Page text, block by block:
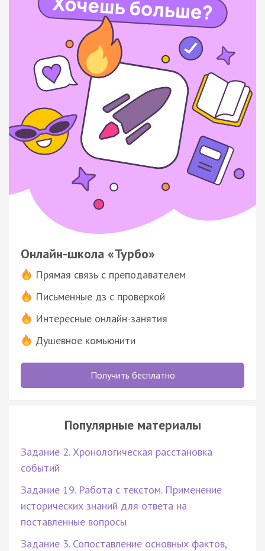
Онлайн-школа «Турбо»
Прямая связь с преподавателем
Письменные дз с проверкой
Интересные онлайн-занятия
Душевное комьюнити
Получить бесплатно
Популярные материалы
Задание 2. Хронологическая расстановка
событий
Задание 19. Работа с текстом. Применение
исторических знаний для ответа на
поставленные вопросы
Задание 3. Сопоставление основных фактов,